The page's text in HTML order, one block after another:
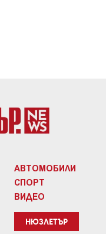
АВТОМОБИЛИ
СПОРТ
ВИДЕО
НЮЗЛЕТЪР